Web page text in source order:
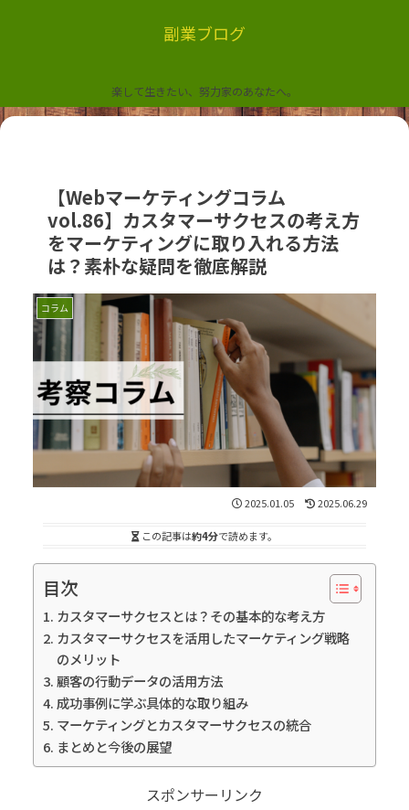
副業ブログ
楽して生きたい、努力家のあなたへ。
【Webマーケティングコラム
vol.86】カスタマーサクセスの考え方
をマーケティングに取り入れる方法
は？素朴な疑問を徹底解説
コラム
2025.01.05 2025.06.29
この記事は約4分で読めます。
目次
カスタマーサクセスとは？その基本的な考え方
カスタマーサクセスを活用したマーケティング戦略
のメリット
顧客の行動データの活用方法
成功事例に学ぶ具体的な取り組み
マーケティングとカスタマーサクセスの統合
まとめと今後の展望
スポンサーリンク